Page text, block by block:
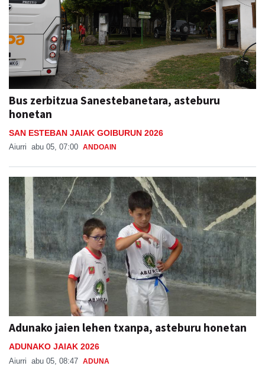
Bus zerbitzua Sanestebanetara, asteburu
honetan
SAN ESTEBAN JAIAK GOIBURUN 2026
Aiurri abu 05, 07:00 ANDOAIN
Adunako jaien lehen txanpa, asteburu honetan
ADUNAKO JAIAK 2026
Aiurri abu 05, 08:47 ADUNA